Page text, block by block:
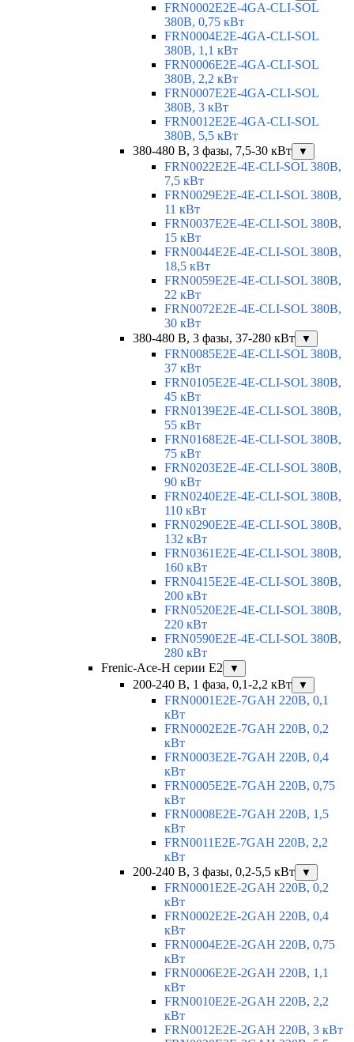
FRN0002E2E-4GA-CLI-SOL
380В, 0,75 кВт
FRN0004E2E-4GA-CLI-SOL
380В, 1,1 кВт
FRN0006E2E-4GA-CLI-SOL
380В, 2,2 кВт
FRN0007E2E-4GA-CLI-SOL
380В, 3 кВт
FRN0012E2E-4GA-CLI-SOL
380В, 5,5 кВт
380-480 В, 3 фазы, 7,5-30 кВт
▼
FRN0022E2E-4E-CLI-SOL 380В,
7,5 кВт
FRN0029E2E-4E-CLI-SOL 380В,
11 кВт
FRN0037E2E-4E-CLI-SOL 380В,
15 кВт
FRN0044E2E-4E-CLI-SOL 380В,
18,5 кВт
FRN0059E2E-4E-CLI-SOL 380В,
22 кВт
FRN0072E2E-4E-CLI-SOL 380В,
30 кВт
380-480 В, 3 фазы, 37-280 кВт
▼
FRN0085E2E-4E-CLI-SOL 380В,
37 кВт
FRN0105E2E-4E-CLI-SOL 380В,
45 кВт
FRN0139E2E-4E-CLI-SOL 380В,
55 кВт
FRN0168E2E-4E-CLI-SOL 380В,
75 кВт
FRN0203E2E-4E-CLI-SOL 380В,
90 кВт
FRN0240E2E-4E-CLI-SOL 380В,
110 кВт
FRN0290E2E-4E-CLI-SOL 380В,
132 кВт
FRN0361E2E-4E-CLI-SOL 380В,
160 кВт
FRN0415E2E-4E-CLI-SOL 380В,
200 кВт
FRN0520E2E-4E-CLI-SOL 380В,
220 кВт
FRN0590E2E-4E-CLI-SOL 380В,
280 кВт
Frenic-Ace-H серии E2
▼
200-240 В, 1 фаза, 0,1-2,2 кВт ▼
FRN0001E2E-7GAH 220В, 0,1
кВт
FRN0002E2E-7GAH 220В, 0,2
кВт
FRN0003E2E-7GAH 220В, 0,4
кВт
FRN0005E2E-7GAH 220В, 0,75
кВт
FRN0008E2E-7GAH 220В, 1,5
кВт
FRN0011E2E-7GAH 220В, 2,2
кВт
200-240 В, 3 фазы, 0,2-5,5 кВт
▼
FRN0001E2E-2GAH 220В, 0,2
кВт
FRN0002E2E-2GAH 220В, 0,4
кВт
FRN0004E2E-2GAH 220В, 0,75
кВт
FRN0006E2E-2GAH 220В, 1,1
кВт
FRN0010E2E-2GAH 220В, 2,2
кВт
FRN0012E2E-2GAH 220В, 3 кВт